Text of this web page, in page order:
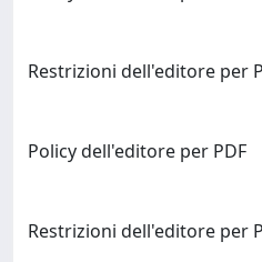
Restrizioni dell'editore per
Policy dell'editore per PDF
Restrizioni dell'editore per